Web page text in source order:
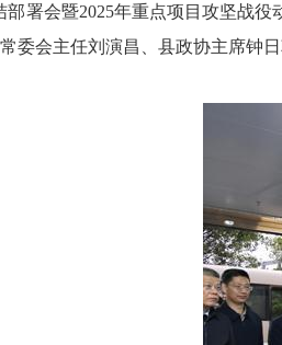
部署会暨2025年重点项目攻坚战
委会主任刘演昌、县政协主席钟